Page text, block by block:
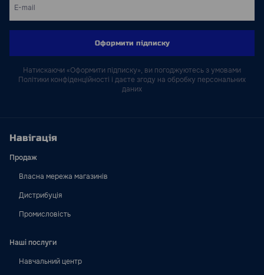
Оформити підписку
Натискаючи «Оформити підписку», ви погоджуютесь з умовами
Політики конфіденційності і даєте згоду на обробку персональних
даних
Навігація
Продаж
Власна мережа магазинів
Дистрибуція
Промисловість
Наші послуги
Навчальний центр